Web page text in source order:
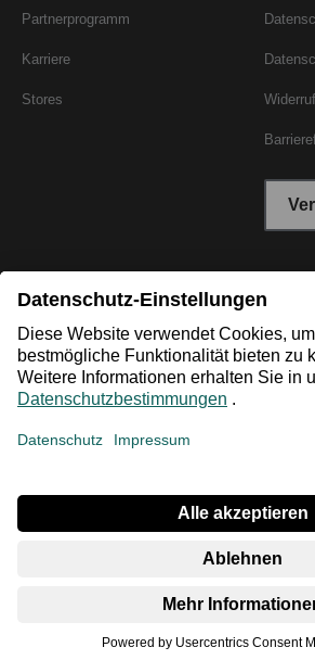
Partnerprogramm
Karriere
Stores
*Niedrigster Gesamtpreis der letzten 30